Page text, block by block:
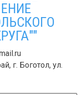
г. Боготол, ул.